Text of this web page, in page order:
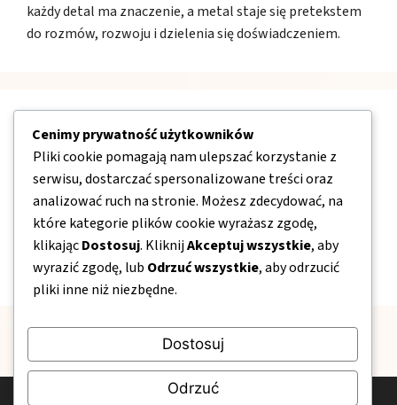
każdy detal ma znaczenie, a metal staje się pretekstem
do rozmów, rozwoju i dzielenia się doświadczeniem.
Nawigacja
O nas
Kontakt
Mapa strony
Polityka prywatności
Cenimy prywatność użytkowników
Pliki cookie pomagają nam ulepszać korzystanie z
serwisu, dostarczać spersonalizowane treści oraz
analizować ruch na stronie. Możesz zdecydować, na
które kategorie plików cookie wyrażasz zgodę,
klikającDostosuj. KliknijAkceptuj wszystkie, aby
wyrazić zgodę, lub Odrzuć wszystkie, aby odrzucić
pliki inne niż niezbędne.
Dostosuj
Odrzuć